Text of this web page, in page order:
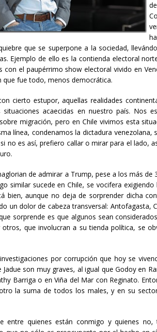
que se superpone a la sociedad,
Ejemplo de ello es la contienda electoral
el paupérrimo show electoral vivido en
que fue todo, menos democrática.
cierto estupor, aquellas realidades
acaecidas en nuestro país. Nos
migración, pero en Chile vivimos esta
línea, condenamos la dictadura venezolana,
no es así, prefiero callar o mirar para el lado,
de admirar a Trump, pese a los más de
similar sucede en Chile, se vocifera
bien, aunque no deja de sorprender dicha
un dolor de cabeza transversal: Antofagasta,
sorprende es que algunos sean
que involucran a su tienda política, se
por corrupción que hoy se
son muy graves, al igual que Godoy en
Barriga o en Viña del Mar con Reginato.
la suma de todos los males, y en su
entre quienes están conmigo y quienes